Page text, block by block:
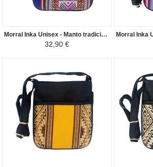
Morral Inka Unisex - Manto tradicional Peruano - Azul Eléctrico / Coloré
32,90 €